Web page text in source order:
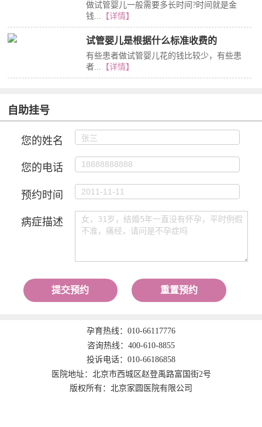
做试管婴儿一般需要多长时间?时间就是金
钱... 【详情】
试管婴儿是根据什么标准收费的
有些患者做试管婴儿花的钱比较少，有些患
者...
【详情】
自助挂号
您的姓名
您的电话
预约时间
病症描述
提交预约 重置预约
孕育热线： 010-66117776
咨询热线： 400-610-8855
投诉电话： 010-66186858
医院地址：北京市西城区赵登禹路富国街2号
版权所有：北京家圆医院有限公司